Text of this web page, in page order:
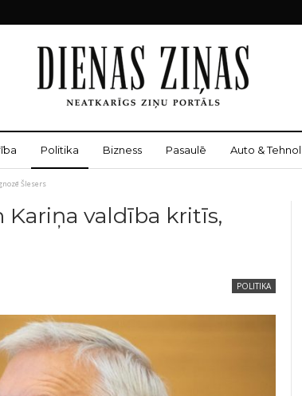
Politika Bizness Pasaulē Auto &
Šlesers
valdība kritīs,
POLITIKA